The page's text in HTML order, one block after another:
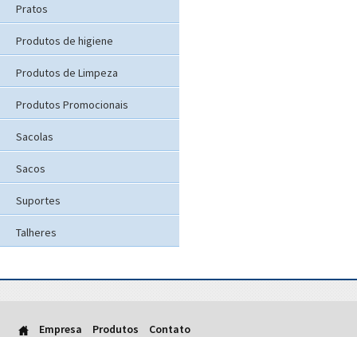
Pratos
Produtos de higiene
Produtos de Limpeza
Produtos Promocionais
Sacolas
Sacos
Suportes
Talheres
Empresa Produtos Contato